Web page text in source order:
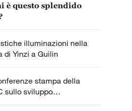
è questo splendido
illuminazioni nella
di Yinzi a Guilin
stampa della
sullo sviluppo
artificiale